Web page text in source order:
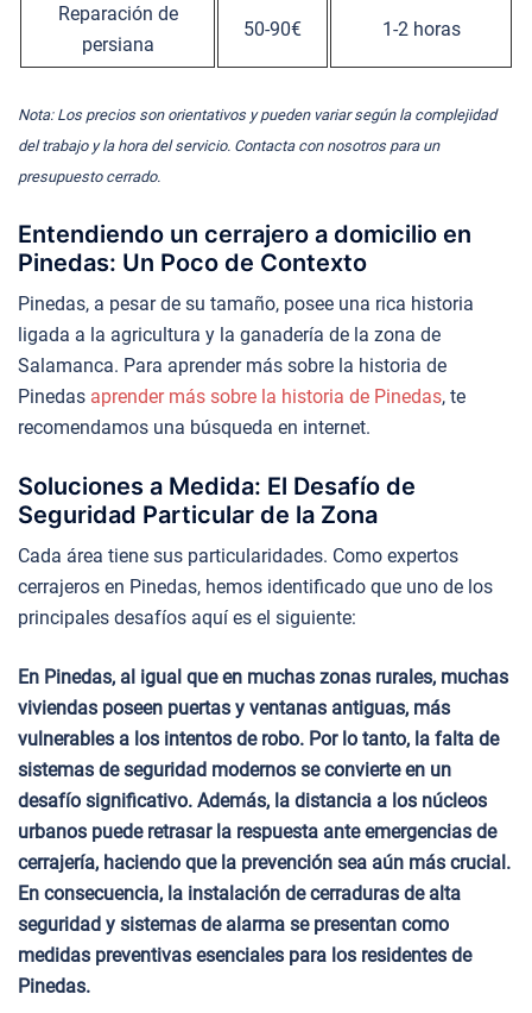
Reparación de
persiana
50-90€ 1-2 horas
Nota: Los precios son orientativos y pueden variar según la complejidad
del trabajo y la hora del servicio. Contacta con nosotros para un
presupuesto cerrado.
Entendiendo un cerrajero a domicilio en
Pinedas: Un Poco de Contexto
Pinedas, a pesar de su tamaño, posee una rica historia
ligada a la agricultura y la ganadería de la zona de
Salamanca. Para aprender más sobre la historia de
Pinedas aprender más sobre la historia de Pinedas, te
recomendamos una búsqueda en internet.
Soluciones a Medida: El Desafío de
Seguridad Particular de la Zona
Cada área tiene sus particularidades. Como expertos
cerrajeros en Pinedas, hemos identificado que uno de los
principales desafíos aquí es el siguiente:
En Pinedas, al igual que en muchas zonas rurales, muchas
viviendas poseen puertas y ventanas antiguas, más
vulnerables a los intentos de robo. Por lo tanto, la falta de
sistemas de seguridad modernos se convierte en un
desafío significativo. Además, la distancia a los núcleos
urbanos puede retrasar la respuesta ante emergencias de
cerrajería, haciendo que la prevención sea aún más crucial.
En consecuencia, la instalación de cerraduras de alta
seguridad y sistemas de alarma se presentan como
medidas preventivas esenciales para los residentes de
Pinedas.